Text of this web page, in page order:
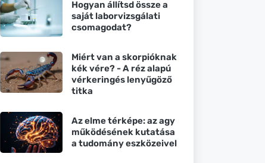
Hogyan állítsd össze a
saját laborvizsgálati
csomagodat?
Miért van a skorpióknak
kék vére? - A réz alapú
vérkeringés lenyűgöző
titka
Az elme térképe: az agy
működésének kutatása
a tudomány eszközeivel